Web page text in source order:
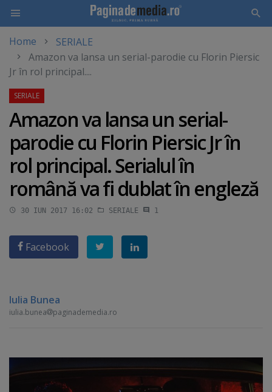
main
content
Home
SERIALE
Amazon va lansa un serial-parodie cu Florin Piersic
Jr în rol principal....
Amazon va lansa un serial-
parodie cu Florin Piersic Jr în
rol principal. Serialul în
română va fi dublat în engleză
30 IUN 2017 16:02 SERIALE 1
Facebook
Iulia Bunea
iulia.bunea paginademedia.ro